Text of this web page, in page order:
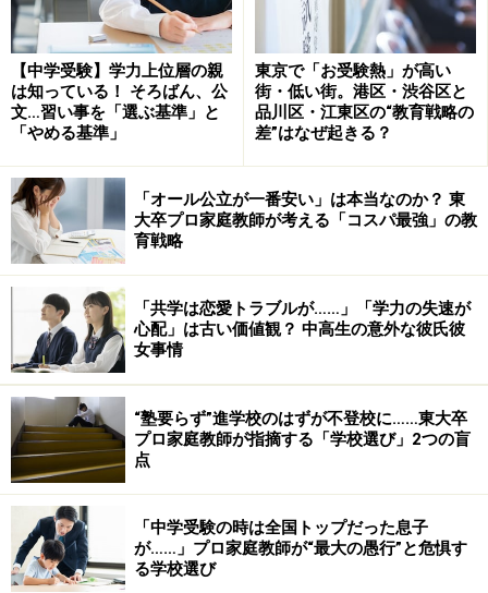
ば、論文のテーマには次のようなものも選ばれます。
「肉親の死と向き合うことで初めて実感する生の意
味」
「過去と未来とのつながりから考える現在」
小学生でも容赦なく、抽象世界の理解を求められるわけ
です。
さて、いががでしたでしょうか。中学受験はある意味、
「取扱注意の危険物」です。軽く考えると失敗します。
子どもの受験適正を慎重に見極めてくださいね。
※記事内容は執筆時点のものです。最新の内容をご確認くださ
い。
【中学受験】学力上位層の親
は知っている！ そろばん、公
文…習い事を「選ぶ基準」と
「やめる基準」
東京で「お受験熱」が高い
街・低い街。港区・渋谷区と
品川区・江東区の“教育戦略の
差”はなぜ起きる？
「オール公立が一番安い」は本当なのか？ 東
大卒プロ家庭教師が考える「コスパ最強」の教
育戦略
「共学は恋愛トラブルが……」「学力の失速が
心配」は古い価値観？ 中高生の意外な彼氏彼
女事情
“塾要らず”進学校のはずが不登校に……東大卒
プロ家庭教師が指摘する「学校選び」2つの盲
点
「中学受験の時は全国トップだった息子
が……」プロ家庭教師が“最大の愚行”と危惧す
る学校選び